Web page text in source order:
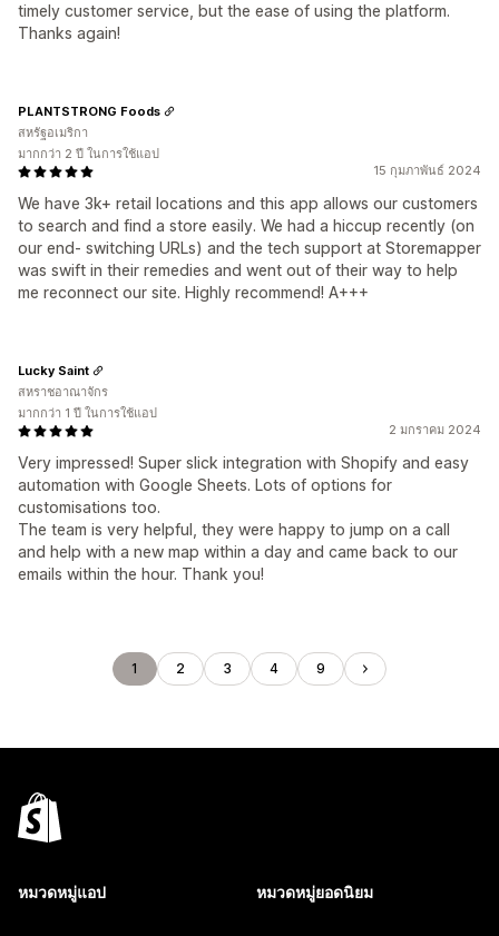
timely customer service, but the ease of using the platform.
Thanks again!
15 กุมภาพันธ์ 2024
We have 3k+ retail locations and this app allows our customers
to search and find a store easily. We had a hiccup recently (on
our end- switching URLs) and the tech support at Storemapper
was swift in their remedies and went out of their way to help
me reconnect our site. Highly recommend! A+++
PLANTSTRONG Foods
สหรัฐอเมริกา
มากกว่า 2 ปี ในการใช้แอป
2 มกราคม 2024
Very impressed! Super slick integration with Shopify and easy
automation with Google Sheets. Lots of options for
customisations too.
The team is very helpful, they were happy to jump on a call
and help with a new map within a day and came back to our
emails within the hour. Thank you!
Lucky Saint
สหราชอาณาจักร
มากกว่า 1 ปี ในการใช้แอป
1 2 3 4 9
หมวดหมู่แอป หมวดหมู่ยอดนิยม